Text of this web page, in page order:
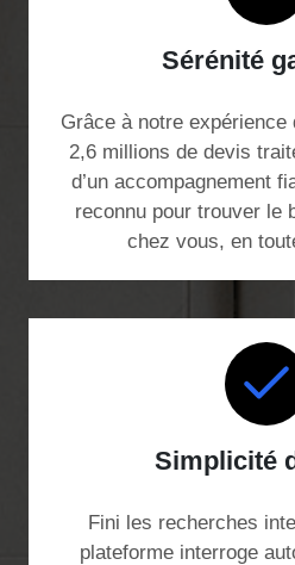
Sérénité
Grâce à notre expérience
2,6 millions de devis
d’un accompagnement
reconnu pour trouver le
chez vous, en
Simplicité
Fini les recherches
plateforme interroge